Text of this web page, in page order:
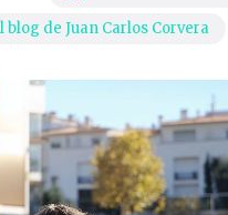
blog de Juan Carlos Corvera